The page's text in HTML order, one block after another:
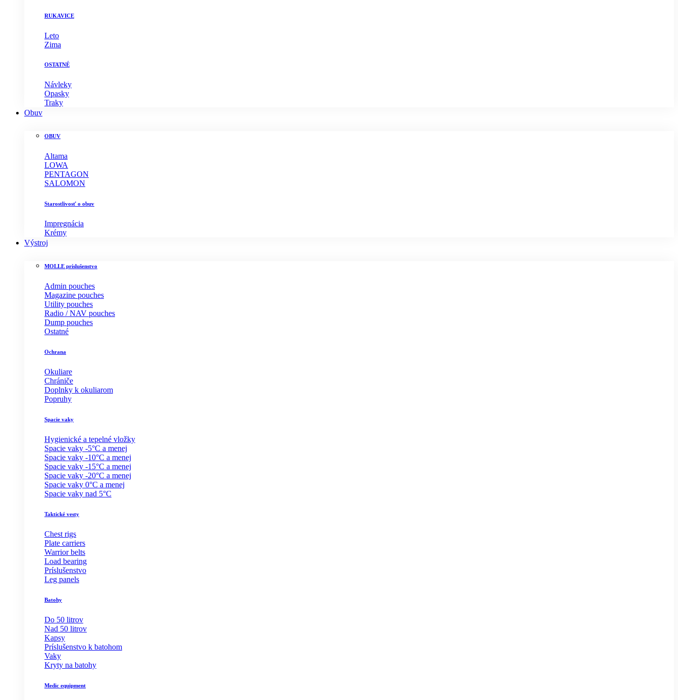
RUKAVICE
Leto
Zima
OSTATNÉ
Návleky
Opasky
Traky
Obuv
OBUV
Altama
LOWA
PENTAGON
SALOMON
Starostlivosť o obuv
Impregnácia
Krémy
Výstroj
MOLLE príslušenstvo
Admin pouches
Magazine pouches
Utility pouches
Radio / NAV pouches
Dump pouches
Ostatné
Ochrana
Okuliare
Chrániče
Doplnky k okuliarom
Popruhy
Spacie vaky
Hygienické a tepelné vložky
Spacie vaky -5°C a menej
Spacie vaky -10°C a menej
Spacie vaky -15°C a menej
Spacie vaky -20°C a menej
Spacie vaky 0°C a menej
Spacie vaky nad 5°C
Taktické vesty
Chest rigs
Plate carriers
Warrior belts
Load bearing
Príslušenstvo
Leg panels
Batohy
Do 50 litrov
Nad 50 litrov
Kapsy
Príslušenstvo k batohom
Vaky
Kryty na batohy
Medic equipment